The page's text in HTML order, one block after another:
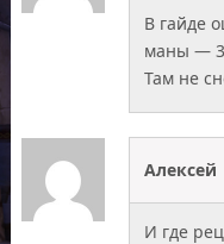
В гайде
маны —
Там не
Алексей
И где